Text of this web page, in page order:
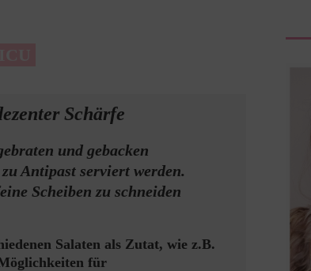
Schärfe
und gebacken
Antipast serviert werden.
Scheiben zu schneiden
Salaten als Zutat, wie z.B.
für